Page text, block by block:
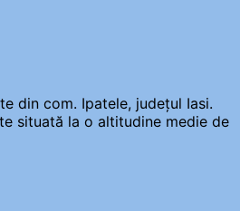
din com. Ipatele, județul Iasi.
situată la o altitudine medie de